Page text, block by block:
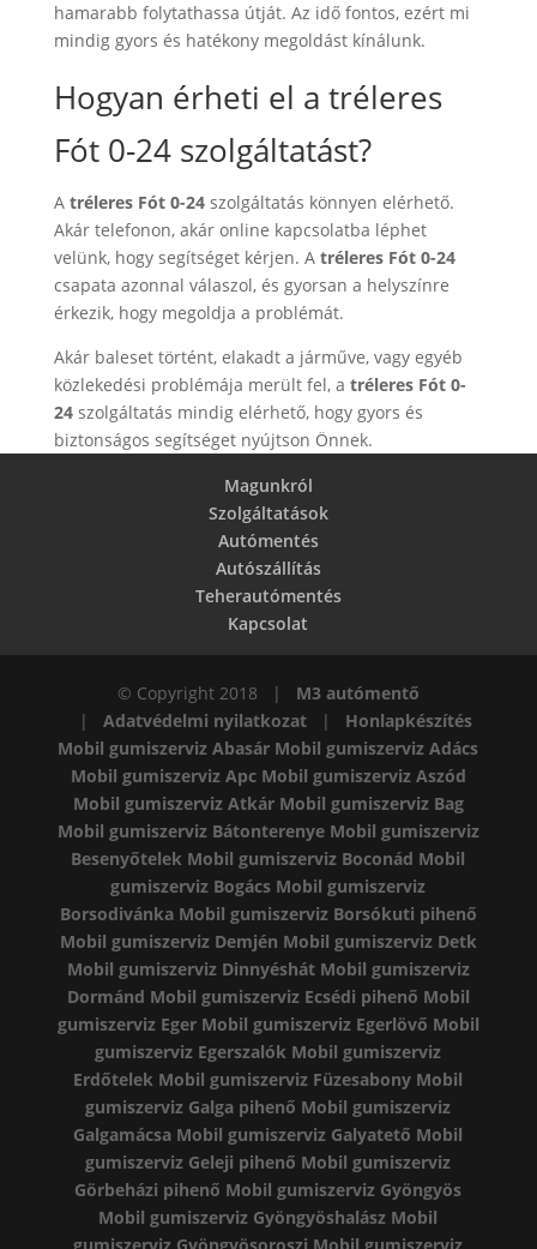
hamarabb folytathassa útját. Az idő fontos, ezért mi
mindig gyors és hatékony megoldást kínálunk.
Hogyan érheti el a tréleres
Fót 0-24 szolgáltatást?
A tréleres Fót 0-24szolgáltatás könnyen elérhető.
Akár telefonon, akár online kapcsolatba léphet
velünk, hogy segítséget kérjen. A tréleres Fót 0-24
csapata azonnal válaszol, és gyorsan a helyszínre
érkezik, hogy megoldja a problémát.
Akár baleset történt, elakadt a járműve, vagy egyéb
közlekedési problémája merült fel, a tréleres Fót 0-
24szolgáltatás mindig elérhető, hogy gyors és
biztonságos segítséget nyújtson Önnek.
Magunkról
Szolgáltatások
Autómentés
Autószállítás
Teherautómentés
Kapcsolat
© Copyright 2018 | M3 autómentő
| Adatvédelmi nyilatkozat| Honlapkészítés
Mobil gumiszerviz Abasár Mobil gumiszerviz Adács
Mobil gumiszerviz Apc Mobil gumiszerviz Aszód
Mobil gumiszerviz Atkár Mobil gumiszerviz Bag
Mobil gumiszerviz Bátonterenye Mobil gumiszerviz
Besenyőtelek Mobil gumiszerviz Boconád Mobil
gumiszerviz Bogács Mobil gumiszerviz
Borsodivánka Mobil gumiszerviz Borsókuti pihenő
Mobil gumiszerviz Demjén Mobil gumiszerviz Detk
Mobil gumiszerviz Dinnyéshát Mobil gumiszerviz
Dormánd Mobil gumiszerviz Ecsédi pihenő Mobil
gumiszerviz Eger Mobil gumiszerviz Egerlövő Mobil
gumiszerviz Egerszalók Mobil gumiszerviz
Erdőtelek Mobil gumiszerviz Füzesabony Mobil
gumiszerviz Galga pihenő Mobil gumiszerviz
Galgamácsa Mobil gumiszerviz Galyatető Mobil
gumiszerviz Geleji pihenő Mobil gumiszerviz
Görbeházi pihenő Mobil gumiszerviz Gyöngyös
Mobil gumiszerviz Gyöngyöshalász Mobil